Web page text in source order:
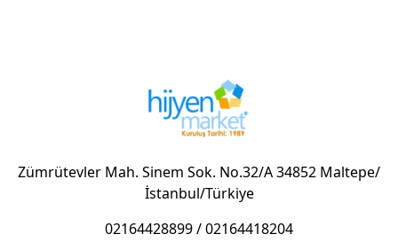
Zümrütevler Mah. Sinem Sok. No.32/A 34852 Maltepe/
İstanbul/Türkiye
02164428899/02164418204